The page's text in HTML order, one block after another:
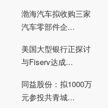
渤海汽车拟收购三家
汽车零部件企...
美国大型银行正探讨
与Fiserv达成...
同益股份：拟1000万
元参投共青城...